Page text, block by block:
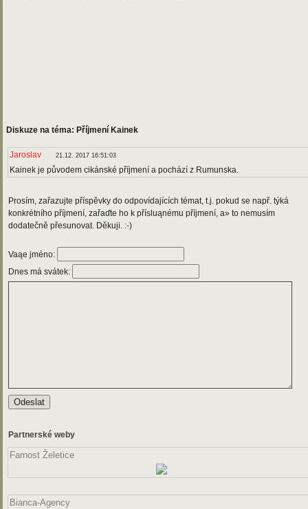
Diskuze na téma: Příjmení Kainek
Jaroslav 21.12. 2017 16:51:03
Kainek je původem cikánské příjmení a pochází z Rumunska.
Prosím, zařazujte příspěvky do odpovídajících témat, t.j. pokud se např. týká
konkrétního příjmení, zařaďte ho k přísluąnému příjmení, a» to nemusím
dodatečně přesunovat. Děkuji. :-)
Vaąe jméno:
Dnes má svátek:
Partnerské weby
Farnost Želetice
Bianca-Agency